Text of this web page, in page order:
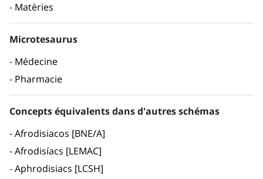
Matèries
Microtesaurus
Médecine
Pharmacie
Concepts équivalents dans d'autres schémas
Afrodisiacos [BNE/A]
Afrodisíacs [LEMAC]
Aphrodisiacs [LCSH]